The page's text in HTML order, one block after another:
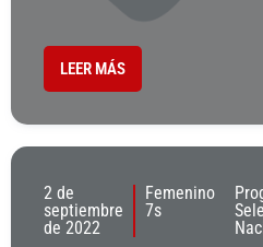
LEER MÁS
2 de
septiembre
de 2022
Femenino
7s